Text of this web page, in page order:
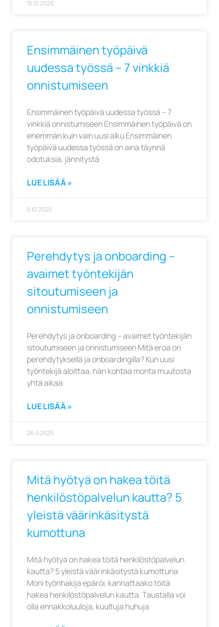
15.10.2025
Ensimmäinen työpäivä
uudessa työssä – 7 vinkkiä
onnistumiseen
Ensimmäinen työpäivä uudessa työssä – 7
vinkkiä onnistumiseen Ensimmäinen työpäivä on
enemmän kuin vain uusi alku Ensimmäinen
työpäivä uudessa työssä on aina täynnä
odotuksia, jännitystä
LUE LISÄÄ »
6.10.2025
Perehdytys ja onboarding –
avaimet työntekijän
sitoutumiseen ja
onnistumiseen
Perehdytys ja onboarding – avaimet työntekijän
sitoutumiseen ja onnistumiseen Mitä eroa on
perehdytyksellä ja onboardingilla? Kun uusi
työntekijä aloittaa, hän kohtaa monta muutosta
yhtä aikaa:
LUE LISÄÄ »
26.9.2025
Mitä hyötyä on hakea töitä
henkilöstöpalvelun kautta? 5
yleistä väärinkäsitystä
kumottuna
Mitä hyötyä on hakea töitä henkilöstöpalvelun
kautta? 5 yleistä väärinkäsitystä kumottuna
Moni työnhakija epäröi, kannattaako töitä
hakea henkilöstöpalvelun kautta. Taustalla voi
olla ennakkoluuloja, kuultuja huhuja